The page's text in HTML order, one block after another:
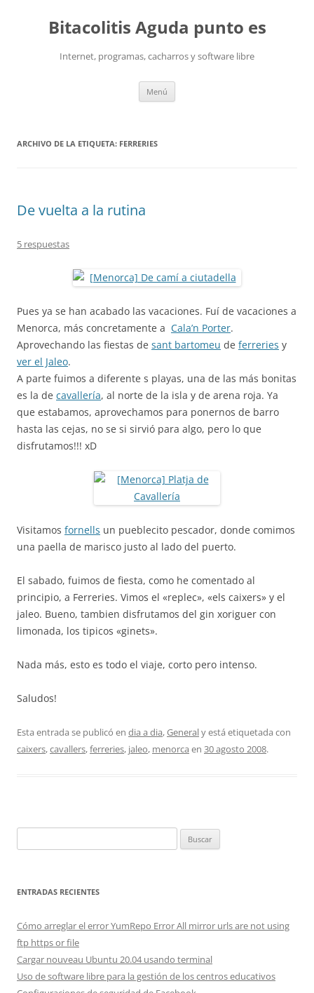
contenidoBitacolitis Aguda punto es
Internet, programas, cacharros y software libre
Menú
ARCHIVO DE LA ETIQUETA: FERRERIES
De vuelta a la rutina
5 respuestas
Pues ya se han acabado las vacaciones. Fuí de vacaciones a
Menorca, más concretamente a Cala’n Porter.
Aprovechando las fiestas de sant bartomeu de ferreries y
ver el Jaleo.
A parte fuimos a diferente s playas, una de las más bonitas
es la de cavallería, al norte de la isla y de arena roja. Ya
que estabamos, aprovechamos para ponernos de barro
hasta las cejas, no se si sirvió para algo, pero lo que
disfrutamos!!! xD
Visitamos fornells un pueblecito pescador, donde comimos
una paella de marisco justo al lado del puerto.
El sabado, fuimos de fiesta, como he comentado al
principio, a Ferreries. Vimos el «replec», «els caixers» y el
jaleo. Bueno, tambien disfrutamos del gin xoriguer con
limonada, los tipicos «ginets».
Nada más, esto es todo el viaje, corto pero intenso.
Saludos!
Esta entrada se publicó en dia a dia,Generaly está etiquetada con
caixers,cavallers,ferreries, jaleo, menorca en 30 agosto 2008.
ENTRADAS RECIENTES
Cómo arreglar el error YumRepo Error All mirror urls are not using
ftp https or file
Cargar nouveau Ubuntu 20.04 usando terminal
Uso de software libre para la gestión de los centros educativos